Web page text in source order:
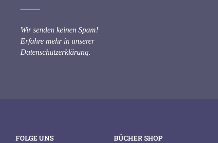
Wir senden keinen Spam!
Erfahre mehr in unserer
Datenschutzerklärung.
FOLGE UNS BÜCHER SHOP